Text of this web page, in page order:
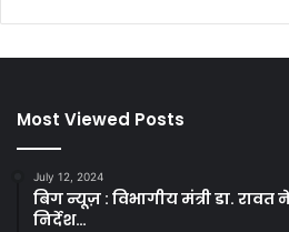
Most Viewed Posts
July 12, 2024
बिग न्यूज़ : विभागीय मंत्री डा. रावत
निर्देश…